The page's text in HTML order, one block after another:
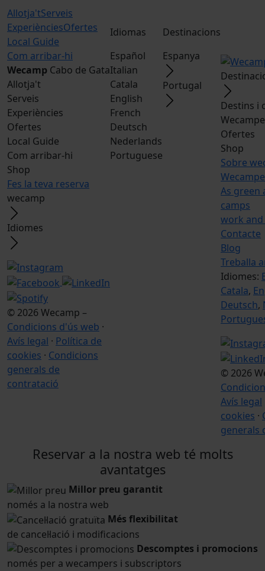
Allotja'tServeis
ExperiènciesOfertes
Local Guide
Com arribar-hi
Wecamp Cabo de Gata
Allotja't
Serveis
Experiències
Ofertes
Local Guide
Com arribar-hi
Shop
Fes la teva reserva
wecamp
Idiomes
© 2026 Wecamp –
Condicions d'ús web ·
Avís legal · Política de
cookies · Condicions
generals de
contratació
Idiomas
Español
Italian
Catala
English
French
Deutsch
Nederlands
Portuguese
Destinacions
Espanya
Portugal
Destins i
Ofertes
Shop
Sobre
As green
camps
work
Contacte
Blog
Treballa
Idiomes:
Catala,
Deutsch,
© 2026
Avís legal
cookies ·
generals
Reservar a la nostra web té molts
avantatges
Millor preu garantit
només a la nostra web
Més flexibilitat
de cancel·lació i modificacions
Descomptes i promocions
només per a wecampers i subscriptors